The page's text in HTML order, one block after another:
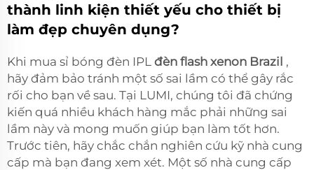
thành linh kiện thiết yếu cho thiết bị
làm đẹp chuyên dụng?
Khi mua sỉ bóng đèn IPL đèn flash xenon Brazil ,
hãy đảm bảo tránh một số sai lầm có thể gây rắc
rối cho bạn về sau. Tại LUMI, chúng tôi đã chứng
kiến quá nhiều khách hàng mắc phải những sai
lầm này và mong muốn giúp bạn làm tốt hơn.
Trước tiên, hãy chắc chắn nghiên cứu kỹ nhà cung
cấp mà bạn đang xem xét. Một số nhà cung cấp